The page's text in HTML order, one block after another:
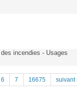
incendies - Usages
6 7 16675 suivant